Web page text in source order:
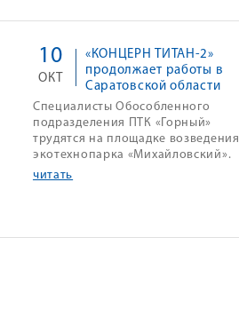
«КОНЦЕРН ТИТАН-2»
продолжает работы в
Саратовской области
10
ОКТ
Специалисты Обособленного
подразделения ПТК «Горный»
трудятся на площадке возведения
экотехнопарка «Михайловский».
читать